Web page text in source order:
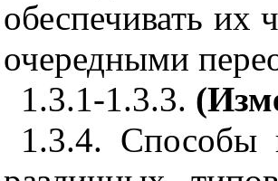
обеспечивать их
очередными
1.3.1-1.3.3.
1.3.4. Способы